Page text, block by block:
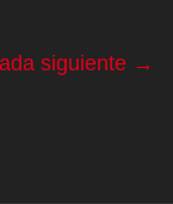
siguiente →